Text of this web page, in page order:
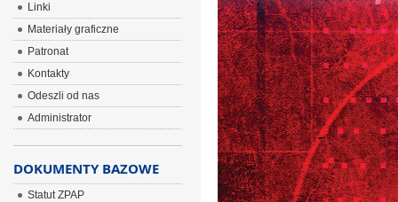
Linki
Materiały graficzne
Patronat
Kontakty
Odeszli od nas
Administrator
DOKUMENTY BAZOWE
Statut ZPAP